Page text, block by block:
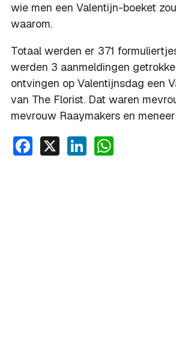
wie men een Valentijn-boeket
waarom.
Totaal werden er 371
werden 3 aanmeldingen
ontvingen op Valentijnsdag een
van The Florist. Dat waren
mevrouw Raaymakers en
Facebook
X LinkedIn